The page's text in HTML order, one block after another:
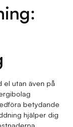
el utan även på
betydande
hjälper dig